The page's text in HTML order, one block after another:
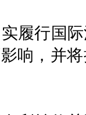
履行国
响，并